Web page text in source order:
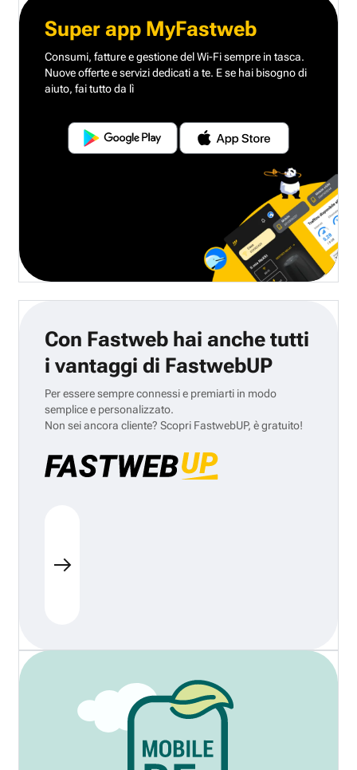
Super app MyFastweb
Consumi, fatture e gestione del Wi-Fi sempre in tasca.
Nuove offerte e servizi dedicati a te. E se hai bisogno di
aiuto, fai tutto da lì
Con Fastweb hai anche tutti
i vantaggi di FastwebUP
Per essere sempre connessi e premiarti in modo
semplice e personalizzato.
Non sei ancora cliente? Scopri FastwebUP, è gratuito!